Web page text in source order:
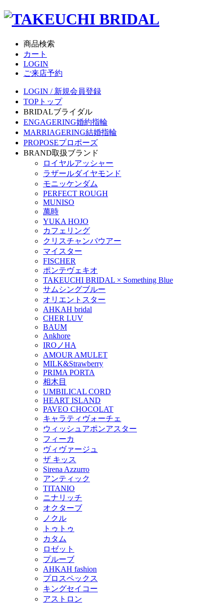
商品検索
カート
LOGIN
ご来店予約
LOGIN / 新規会員登録
TOP トップ
BRIDALブライダル
ENGAGERING婚約指輪
MARRIAGERING結婚指輪
PROPOSEプロポーズ
BRAND取扱ブランド
ロイヤルアッシャー
ラザールダイヤモンド
モニッケンダム
PERFECT ROUGH
MUNISO
萬時
YUKA HOJO
カフェリング
クリスチャンバウアー
マイスター
FISCHER
ポンテヴェキオ
TAKEUCHI BRIDAL × Something Blue
サムシングブルー
オリエントスター
AHKAH bridal
CHER LUV
BAUM
Ankhore
IROノHA
AMOUR AMULET
MILK&Strawberry
PRIMA PORTA
相木目
UMBILICAL CORD
HEART ISLAND
PAVEO CHOCOLAT
キャラティヴォーチェ
ウィッシュアポンアスター
フィーカ
ヴィヴァージュ
ザ キッス
Sirena Azzurro
アンティック
TITANIO
ニナリッチ
オクターブ
ノクル
トゥトゥ
カタム
ロゼット
プルーブ
AHKAH fashion
プロスペックス
キングセイコー
アストロン